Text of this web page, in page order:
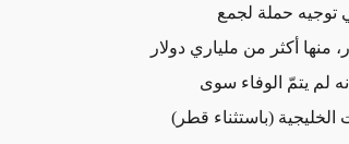
ساعد السيسي في توجيه حملة لجمع
منها أكثر من ملياري دولار
لم يتمّ الوفاء سوى
(باستثناء قطر)